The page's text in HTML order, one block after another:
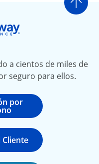
Ir
a cientos de miles de
seguro para ellos.
por
Cliente
531-6720